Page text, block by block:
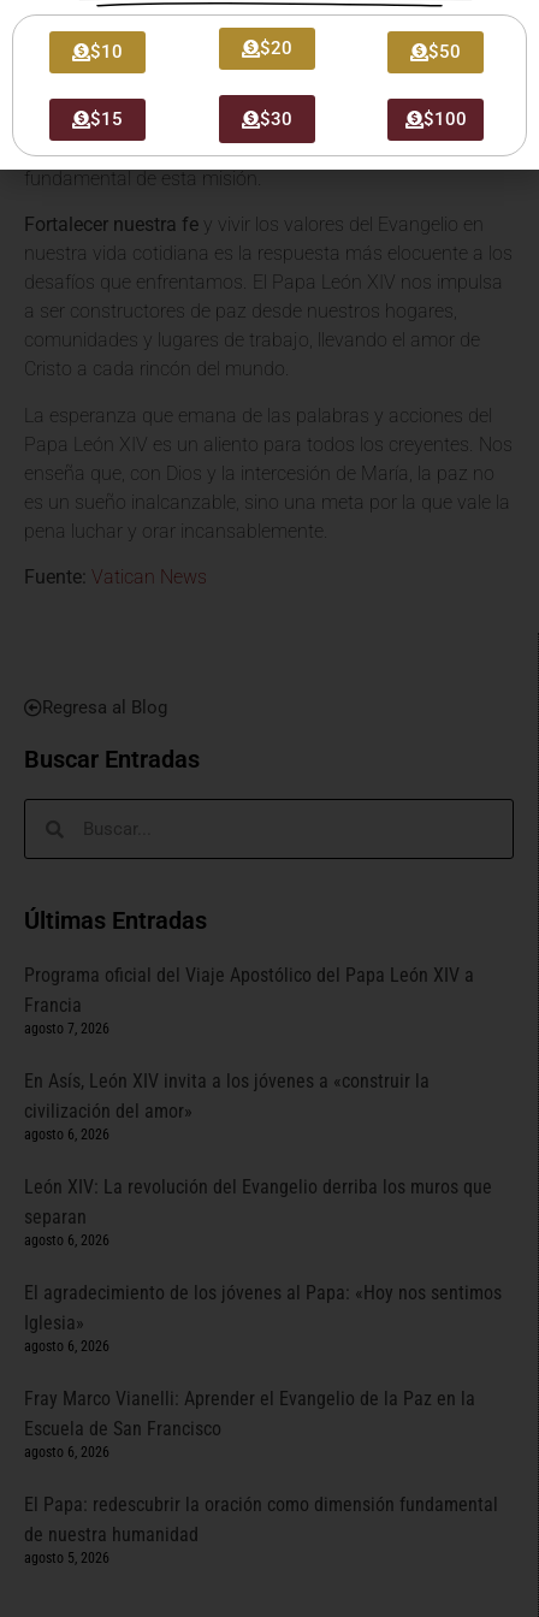
Regresa al Blog
Buscar Entradas
Últimas Entradas
Programa oficial del Viaje Apostólico del Papa León XIV a
Francia
agosto 7, 2026
En Asís, León XIV invita a los jóvenes a «construir la
civilización del amor»
agosto 6, 2026
León XIV: La revolución del Evangelio derriba los muros que
separan
agosto 6, 2026
El agradecimiento de los jóvenes al Papa: «Hoy nos sentimos
Iglesia»
agosto 6, 2026
Fray Marco Vianelli: Aprender el Evangelio de la Paz en la
Escuela de San Francisco
agosto 6, 2026
El Papa: redescubrir la oración como dimensión fundamental
de nuestra humanidad
agosto 5, 2026
El mensaje del Papa León XIV nos recuerda que la misión
de la Iglesia no se detiene ante las adversidades. Al
contrario, es en los momentos de mayor necesidad
cuando nuestra fe debe brillar con más intensidad. La
oración por la paz, guiada por el ejemplo del Santo Padre y
la intercesión de la Santísima Virgen, es un pilar
fundamental de esta misión.
Fortalecer nuestra fe y vivir los valores del Evangelio en
nuestra vida cotidiana es la respuesta más elocuente a los
desafíos que enfrentamos. El Papa León XIV nos impulsa
a ser constructores de paz desde nuestros hogares,
comunidades y lugares de trabajo, llevando el amor de
Cristo a cada rincón del mundo.
La esperanza que emana de las palabras y acciones del
Papa León XIV es un aliento para todos los creyentes. Nos
enseña que, con Dios y la intercesión de María, la paz no
es un sueño inalcanzable, sino una meta por la que vale la
pena luchar y orar incansablemente.
Fuente: Vatican News
$10
$15
$20
$30
$50
$100